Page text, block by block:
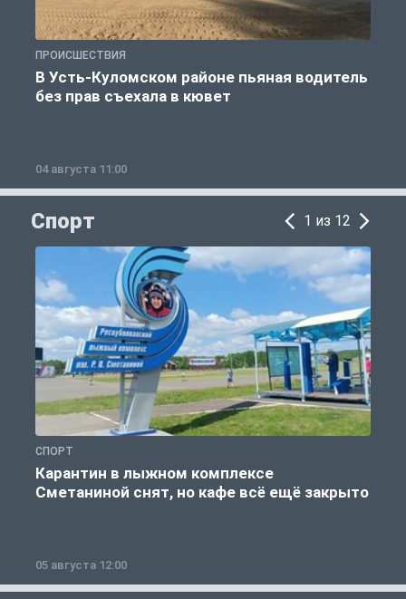
ПРОИСШЕСТВИЯ
В Усть-Куломском районе пьяная водитель
без прав съехала в кювет
04 августа 11:00
Спорт 1 из 12
СПОРТ
Карантин в лыжном комплексе
Сметаниной снят, но кафе всё ещё закрыто
05 августа 12:00